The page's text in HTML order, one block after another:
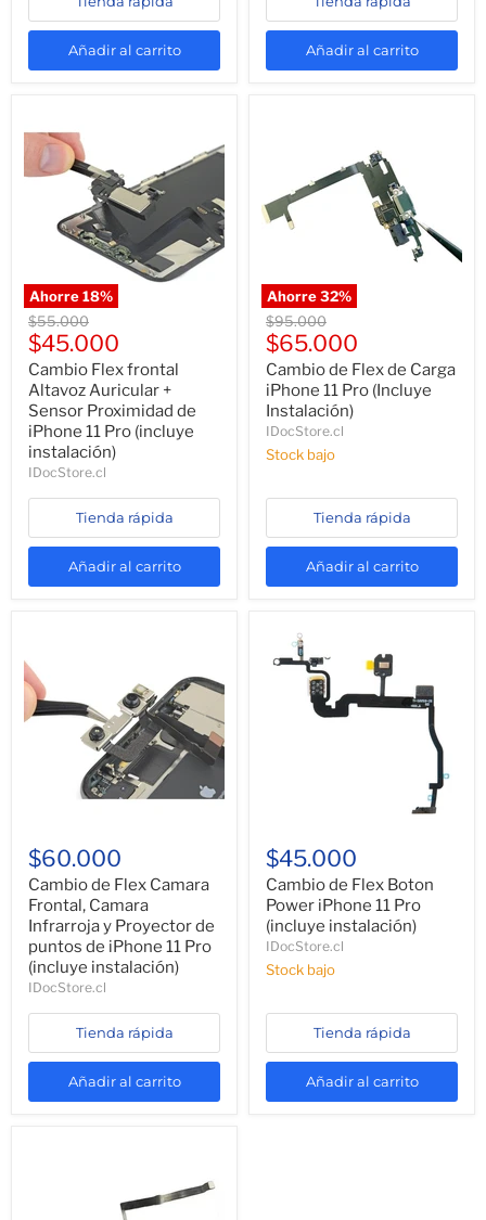
Añadir al carrito Añadir al carrito
Ahorre18%
Precio
original
$55.000
Precio
actual
$45.000
Cambio Flex frontal
Altavoz Auricular +
Sensor Proximidad de
iPhone 11 Pro (incluye
instalación)
IDocStore.cl
Tienda rápida
Añadir al carrito
Ahorre32%
Precio
original
$95.000
Precio
actual
$65.000
Cambio de Flex de Carga
iPhone 11 Pro (Incluye
Instalación)
IDocStore.cl
Stock bajo
Tienda rápida
Añadir al carrito
$60.000
Cambio de Flex Camara
Frontal, Camara
Infrarroja y Proyector de
puntos de iPhone 11 Pro
(incluye instalación)
IDocStore.cl
Tienda rápida
Añadir al carrito
$45.000
Cambio de Flex Boton
Power iPhone 11 Pro
(incluye instalación)
IDocStore.cl
Stock bajo
Tienda rápida
Añadir al carrito